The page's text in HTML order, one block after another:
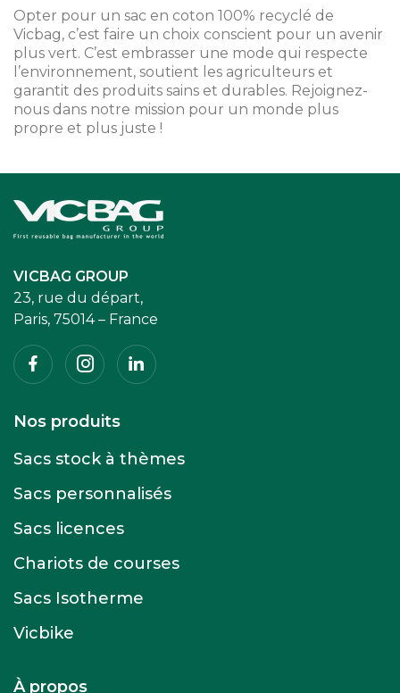
Opter pour un sac en coton 100% recyclé de
Vicbag, c’est faire un choix conscient pour un avenir
plus vert. C’est embrasser une mode qui respecte
l’environnement, soutient les agriculteurs et
garantit des produits sains et durables. Rejoignez-
nous dans notre mission pour un monde plus
propre et plus juste !
Accueil
VICBAG GROUP
23, rue du départ,
Paris, 75014 – France
FacebookInstagramLinkedin
Nos produits
Sacs stock à thèmes
Sacs personnalisés
Sacs licences
Chariots de courses
Sacs Isotherme
Vicbike
À propos